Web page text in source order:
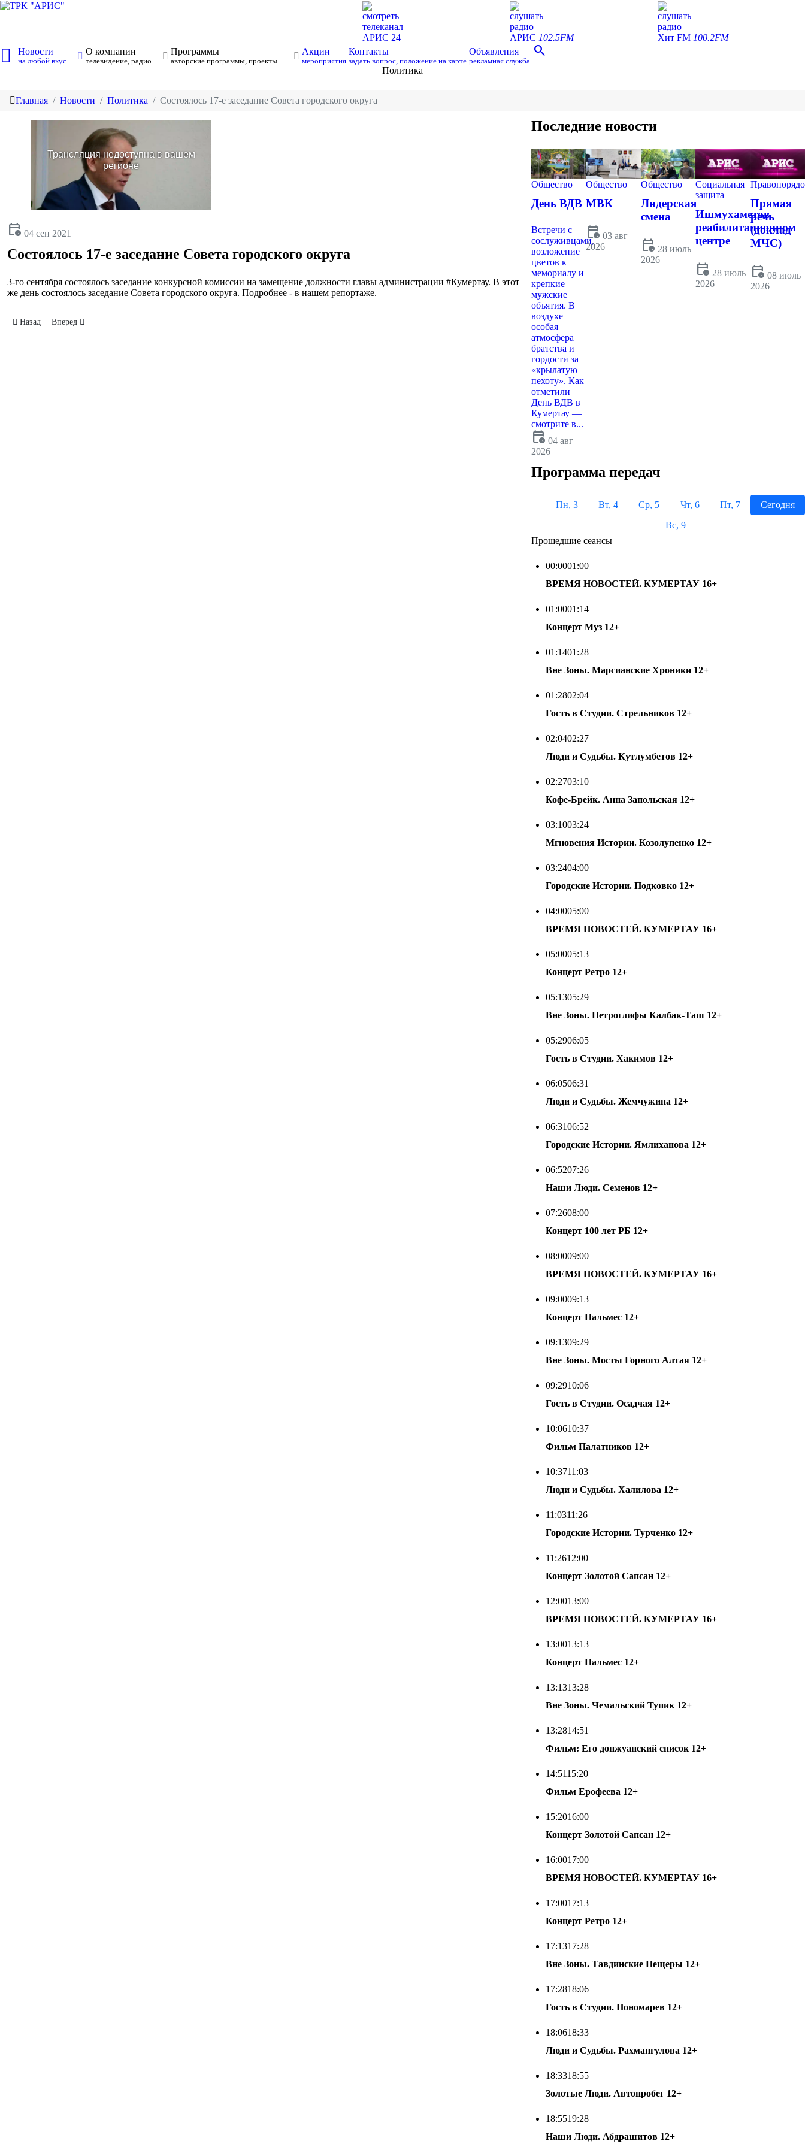
смотреть
телеканал
АРИС 24
слушать
радио
АРИС 102.5FM
слушать
радио
Хит FM 100.2FM
Новости
на любой вкус
О компании
телевидение, радио
Программы
авторские программы, проекты...
Акции
мероприятия
Контакты
задать вопрос, положение на карте
Объявления
рекламная служба
search
Политика
Главная Новости Политика Состоялось 17-е заседание Совета городского округа
calendar_clock 04 сен 2021
Состоялось 17-е заседание Совета городского округа
3-го сентября состоялось заседание конкурсной комиссии на замещение должности главы администрации #Кумертау. В этот
же день состоялось заседание Совета городского округа. Подробнее - в нашем репортаже.
Предыдущий: ТИК Кумертау провёл организационное совещание для представителей избирательных комиссий
Назад Следующий: ТИК осуществляет проверку готовности избирательных участков
Вперед
Последние новости
Общество
День ВДВ
Встречи с
сослуживцами,
возложение
цветов к
мемориалу и
крепкие
мужские
объятия. В
воздухе —
особая
атмосфера
братства и
гордости за
«крылатую
пехоту». Как
отметили
День ВДВ в
Кумертау —
смотрите в...
calendar_clock 04 авг
2026
Общество
МВК
calendar_clock 03 авг
2026
Общество
Лидерская
смена
calendar_clock 28 июль
2026
Социальная
защита
Ишмухаметов
реабилитационном
центре
calendar_clock 28 июль
2026
Прямая
речь
(доклад
МЧС)
calendar_clock 08 июль
2026
Программа передач
Пн, 3 Вт, 4 Ср, 5 Чт, 6 Пт, 7
Сегодня
Вс, 9
Прошедшие сеансы
00:0001:00
ВРЕМЯ НОВОСТЕЙ. КУМЕРТАУ 16+
01:0001:14
Концерт Муз 12+
01:1401:28
Вне Зоны. Марсианские Хроники 12+
01:2802:04
Гость в Студии. Стрельников 12+
02:0402:27
Люди и Судьбы. Кутлумбетов 12+
02:2703:10
Кофе-Брейк. Анна Запольская 12+
03:1003:24
Мгновения Истории. Козолупенко 12+
03:2404:00
Городские Истории. Подковко 12+
04:0005:00
ВРЕМЯ НОВОСТЕЙ. КУМЕРТАУ 16+
05:0005:13
Концерт Ретро 12+
05:1305:29
Вне Зоны. Петроглифы Калбак-Таш 12+
05:2906:05
Гость в Студии. Хакимов 12+
06:0506:31
Люди и Судьбы. Жемчужина 12+
06:3106:52
Городские Истории. Ямлиханова 12+
06:5207:26
Наши Люди. Семенов 12+
07:2608:00
Концерт 100 лет РБ 12+
08:0009:00
ВРЕМЯ НОВОСТЕЙ. КУМЕРТАУ 16+
09:0009:13
Концерт Нальмес 12+
09:1309:29
Вне Зоны. Мосты Горного Алтая 12+
09:2910:06
Гость в Студии. Осадчая 12+
10:0610:37
Фильм Палатников 12+
10:3711:03
Люди и Судьбы. Халилова 12+
11:0311:26
Городские Истории. Турченко 12+
11:2612:00
Концерт Золотой Сапсан 12+
12:0013:00
ВРЕМЯ НОВОСТЕЙ. КУМЕРТАУ 16+
13:0013:13
Концерт Нальмес 12+
13:1313:28
Вне Зоны. Чемальский Тупик 12+
13:2814:51
Фильм: Его донжуанский список 12+
14:5115:20
Фильм Ерофеева 12+
15:2016:00
Концерт Золотой Сапсан 12+
16:0017:00
ВРЕМЯ НОВОСТЕЙ. КУМЕРТАУ 16+
17:0017:13
Концерт Ретро 12+
17:1317:28
Вне Зоны. Тавдинские Пещеры 12+
17:2818:06
Гость в Студии. Пономарев 12+
18:0618:33
Люди и Судьбы. Рахмангулова 12+
18:3318:55
Золотые Люди. Автопробег 12+
18:5519:28
Наши Люди. Абдрашитов 12+